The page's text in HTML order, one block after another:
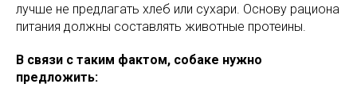
лучше не предлагать хлеб или сухари. Основу рациона
питания должны составлять животные протеины.
В связи с таким фактом, собаке нужно
предложить: